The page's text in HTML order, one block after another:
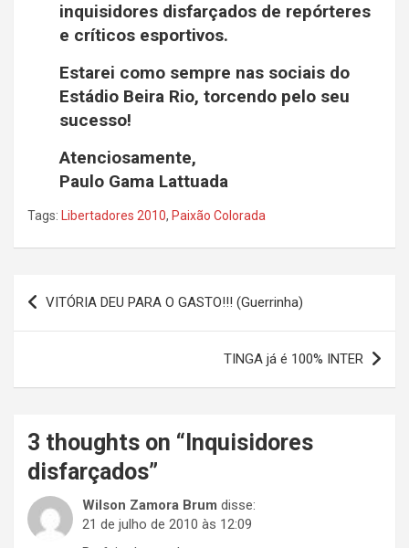
inquisidores disfarçados de repórteres
e críticos esportivos.
Estarei como sempre nas sociais do
Estádio Beira Rio, torcendo pelo seu
sucesso!
Atenciosamente,
Paulo Gama Lattuada
Tags: Libertadores 2010, Paixão Colorada
Navegação
de
VITÓRIA DEU PARA O GASTO!!! (Guerrinha)
TINGA já é 100% INTER
3 thoughts on “ Inquisidores
disfarçados”
Wilson Zamora Brum disse:
21 de julho de 2010 às 12:09